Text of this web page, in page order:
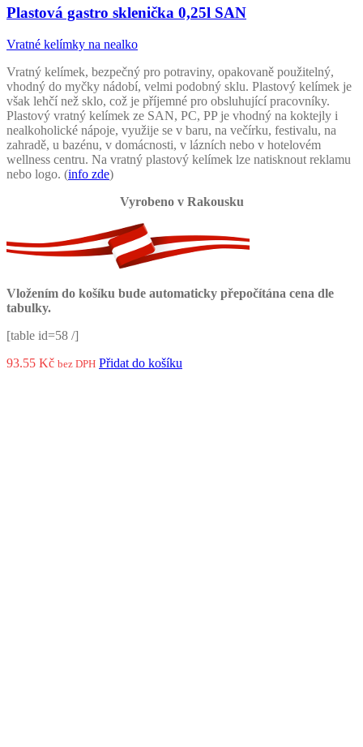
Plastová gastro sklenička 0,25l SAN
Vratné kelímky na nealko
Vratný kelímek, bezpečný pro potraviny, opakovaně použitelný,
vhodný do myčky nádobí, velmi podobný sklu. Plastový kelímek je
však lehčí než sklo, což je příjemné pro obsluhující pracovníky.
Plastový vratný kelímek ze SAN, PC, PP je vhodný na koktejly i
nealkoholické nápoje, využije se v baru, na večírku, festivalu, na
zahradě, u bazénu, v domácnosti, v lázních nebo v hotelovém
wellness centru. Na vratný plastový kelímek lze natisknout reklamu
nebo logo. (info zde)
Vyrobeno v Rakousku
Vložením do košíku bude automaticky přepočítána cena dle
tabulky.
[table id=58 /]
93.55 Kč bez DPH Přidat do košíku